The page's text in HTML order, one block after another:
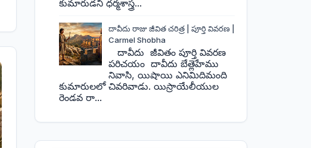
కుమారుడని ధర్మశాస్త్ర...
దావీదు రాజు జీవిత చరిత్ర | పూర్తి వివరణ |
Carmel Shobha
దావీదు జీవితం పూర్తి వివరణ
పరిచయం దావీదు బేత్లెహేము
నివాసి, యిషాయి ఎనిమిదిమంది
కుమారులలో చివరివాడు. యిస్రాయేలీయుల
రెండవ రా...